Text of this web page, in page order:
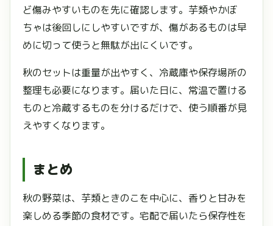
ど傷みやすいものを先に確認します。芋類やかぼ
ちゃは後回しにしやすいですが、傷があるものは早
めに切って使うと無駄が出にくいです。
秋のセットは重量が出やすく、冷蔵庫や保存場所の
整理も必要になります。届いた日に、常温で置ける
ものと冷蔵するものを分けるだけで、使う順番が見
えやすくなります。
まとめ
秋の野菜は、芋類ときのこを中心に、香りと甘みを
楽しめる季節の食材です。宅配で届いたら保存性を